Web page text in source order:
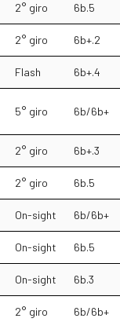
2° giro 6b.5
2° giro 6b+.2
Flash 6b+.4
5° giro 6b/6b+
2° giro 6b+.3
2° giro 6b.5
On-sight 6b/6b+
On-sight 6b.5
On-sight 6b.3
2° giro 6b/6b+